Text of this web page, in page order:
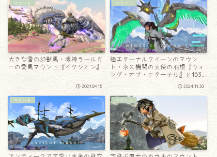
マウント
大きな雷の幻獣馬・壊神ラールガ
ーの愛馬マウント『イクシオン』
2021.04.15
マウント
極エターナルクイーンのマウン
ト・永久機関の天使の羽根『ウィ
ング・オブ・エターナル』と153
2024.11.30
マウント マウント